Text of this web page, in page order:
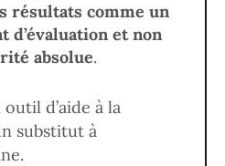
résultats comme un
d’évaluation et non
absolue.
d’aide à la
substitut à